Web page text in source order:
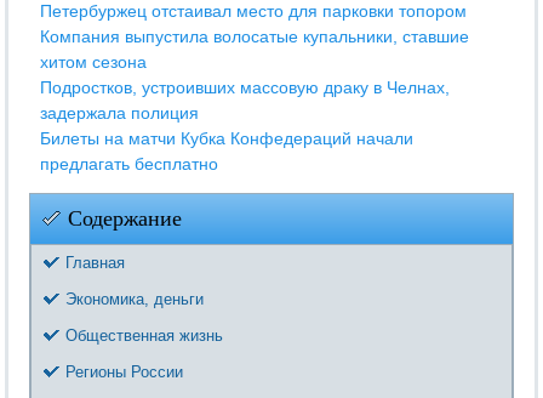
Петербуржец отстаивал место для парковки топором
Компания выпустила волосатые купальники, ставшие
хитом сезона
Подростков, устроивших массовую драку в Челнах,
задержала полиция
Билеты на матчи Кубка Конфедераций начали
предлагать бесплатно
Содержание
Главная
Экономика, деньги
Общественная жизнь
Регионы России